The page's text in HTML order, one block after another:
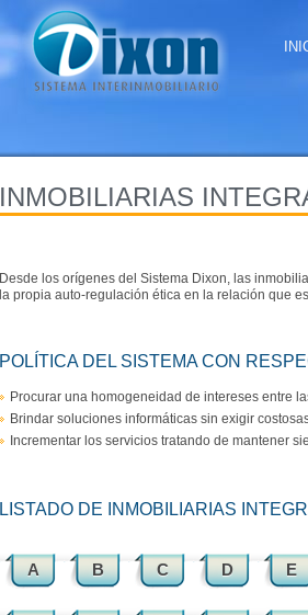
INMOBILIARIAS
Desde los orígenes del Sistema Dixon, las
la propia auto-regulación ética en la relación que
POLÍTICA DEL SISTEMA CON
Procurar una homogeneidad de intereses entre
Brindar soluciones informáticas sin exigir
Incrementar los servicios tratando de mantener
LISTADO DE INMOBILIARIAS
A B C D E